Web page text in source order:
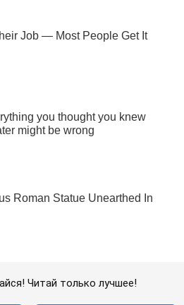
Читай только лучшее!